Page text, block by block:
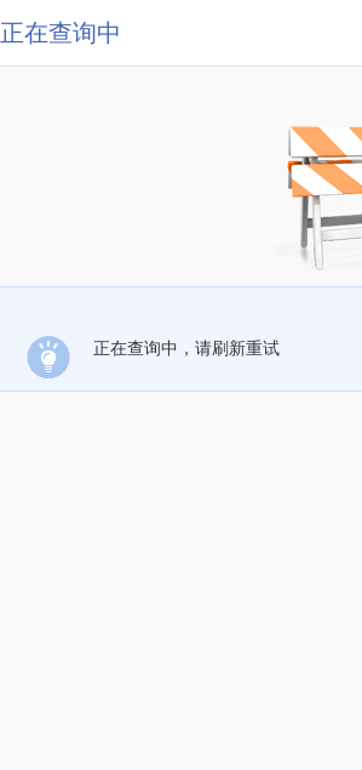
正在查询中
正在查询中，请刷新重试